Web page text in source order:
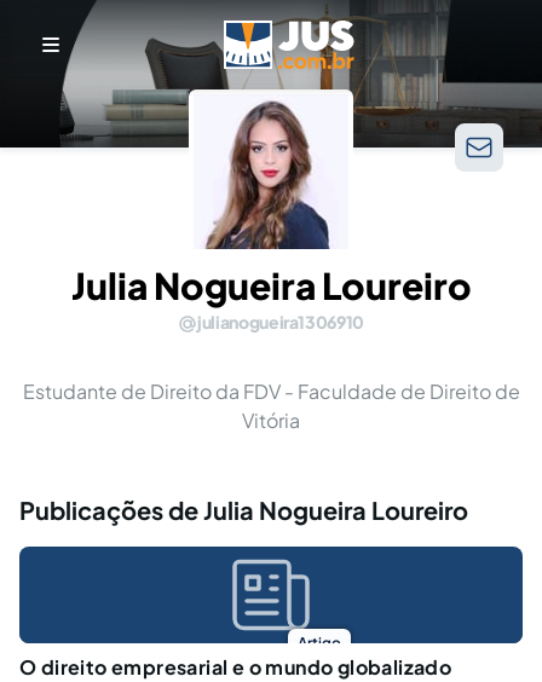
Julia Nogueira Loureiro
julianogueira1306910
Estudante de Direito da FDV - Faculdade de Direito de
Vitória
Publicações de Julia Nogueira Loureiro
Artigo
O direito empresarial e o mundo globalizado